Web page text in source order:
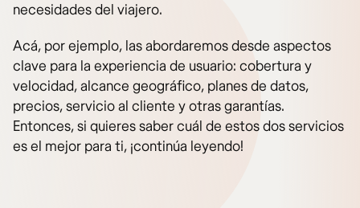
necesidades del viajero.
Acá, por ejemplo, las abordaremos desde aspectos
clave para la experiencia de usuario: cobertura y
velocidad, alcance geográfico, planes de datos,
precios, servicio al cliente y otras garantías.
Entonces, si quieres saber cuál de estos dos servicios
es el mejor para ti, ¡continúa leyendo!